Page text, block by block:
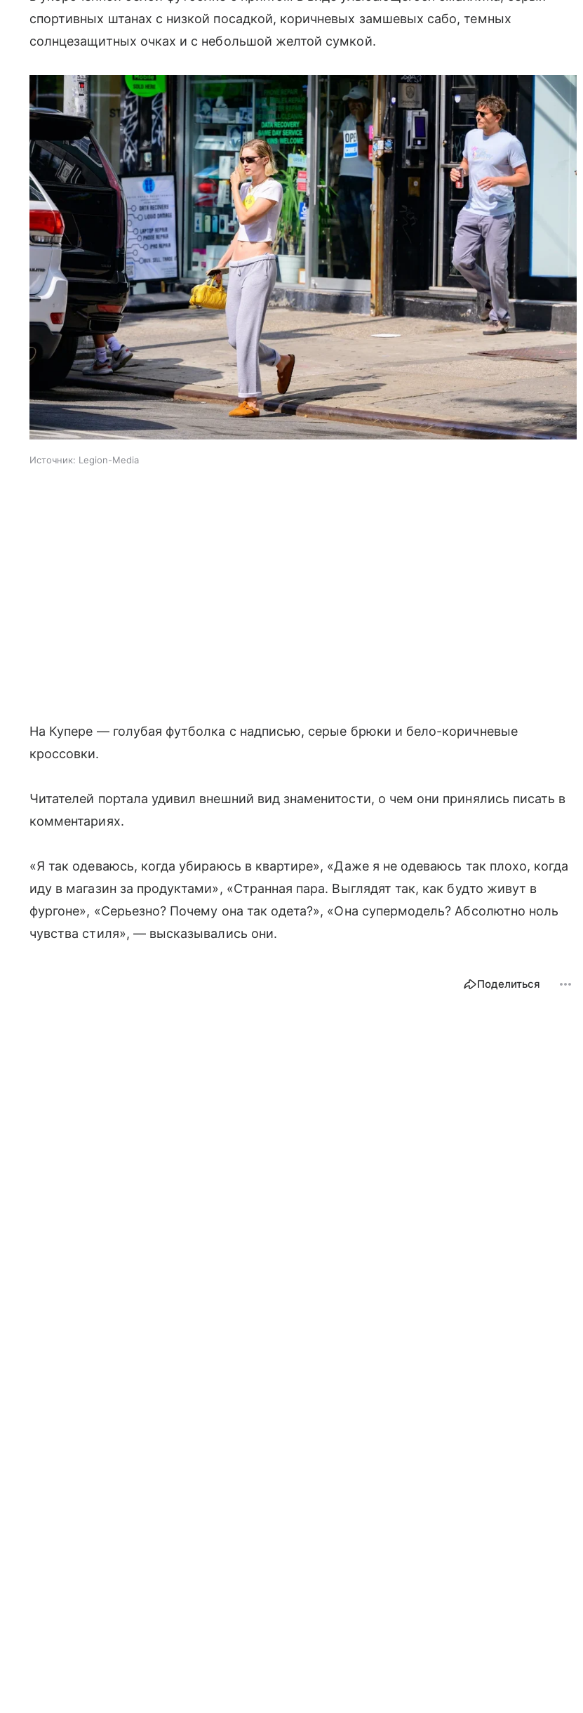
спортивных штанах с низкой посадкой, коричневых замшевых сабо, темных
солнцезащитных очках и с небольшой желтой сумкой.
Источник: Legion-Media
На Купере — голубая футболка с надписью, серые брюки и бело-коричневые
кроссовки.
Читателей портала удивил внешний вид знаменитости, о чем они принялись писать в
комментариях.
«Я так одеваюсь, когда убираюсь в квартире», «Даже я не одеваюсь так плохо, когда
иду в магазин за продуктами», «Странная пара. Выглядят так, как будто живут в
фургоне», «Серьезно? Почему она так одета?», «Она супермодель? Абсолютно ноль
чувства стиля», — высказывались они.
Поделиться